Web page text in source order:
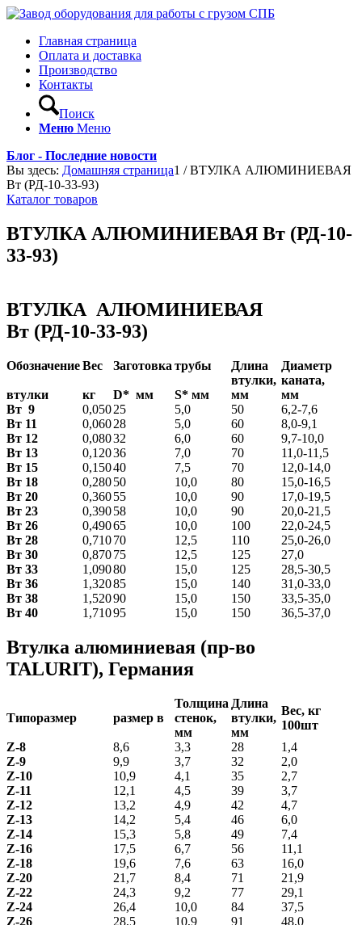
Главная страница
Оплата и доставка
Производство
Контакты
Поиск
Меню Меню
Блог - Последние новости
Вы здесь: Домашняя страница1 / ВТУЛКА АЛЮМИНИЕВАЯ
Вт (РД-10-33-93)
Каталог товаров
ВТУЛКА АЛЮМИНИЕВАЯ Вт (РД-10-
33-93)
ВТУЛКА АЛЮМИНИЕВАЯ
Вт (РД-10-33-93)
ОбозначениеВес Заготовка трубы Длина Диаметр
втулки кг D* мм S* мм
втулки,
мм
каната,
мм
Вт 9
0,05025 5,0 50
6,2-7,6
Вт 11
0,06028 5,0 60
8,0-9,1
Вт 12
0,08032 6,0 60
9,7-10,0
Вт 13
0,12036 7,0 70
11,0-11,5
Вт 15
0,15040 7,5 70
12,0-14,0
Вт 18
0,28050 10,0 80
15,0-16,5
Вт 20
0,36055 10,0 90
17,0-19,5
Вт 23
0,39058 10,0 90
20,0-21,5
Вт 26
0,49065 10,0 100
22,0-24,5
Вт 28
0,71070 12,5 110
25,0-26,0
Вт 30
0,87075 12,5 125
27,0
Вт 33
1,09080 15,0 125
28,5-30,5
Вт 36
1,32085 15,0 140
31,0-33,0
Вт 38
1,52090 15,0 150
33,5-35,0
Вт 40
1,71095 15,0 150 36,5-37,0
Втулка алюминиевая (пр-во
TALURIT), Германия
Типоразмер размер в
Толщина
стенок,
мм
Длина
втулки,
мм
Вес, кг
100шт
Z-8
8,6 3,3 28
1,4
Z-9
9,9 3,7 32
2,0
Z-10
10,9 4,1 35
2,7
Z-11
12,1 4,5 39
3,7
Z-12
13,2 4,9 42
4,7
Z-13
14,2 5,4 46
6,0
Z-14
15,3 5,8 49
7,4
Z-16
17,5 6,7 56
11,1
Z-18
19,6 7,6 63
16,0
Z-20
21,7 8,4 71
21,9
Z-22
24,3 9,2 77
29,1
Z-24
26,4 10,0 84
37,5
Z-26
28,5 10,9 91
48,0